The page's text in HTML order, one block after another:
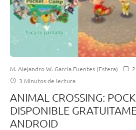
M. Alejandro W. García Fuentes (Esfera)
3 Minutos de lectura
ANIMAL CROSSING:
DISPONIBLE
ANDROID